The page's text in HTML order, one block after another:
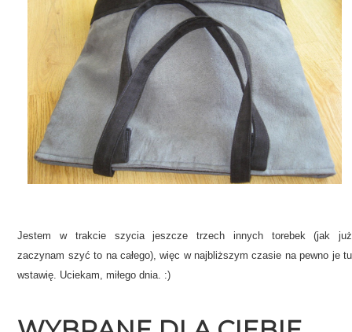
Jestem w trakcie szycia jeszcze trzech innych torebek (jak już
zaczynam szyć to na całego), więc w najbliższym czasie na pewno je tu
wstawię. Uciekam, miłego dnia. :)